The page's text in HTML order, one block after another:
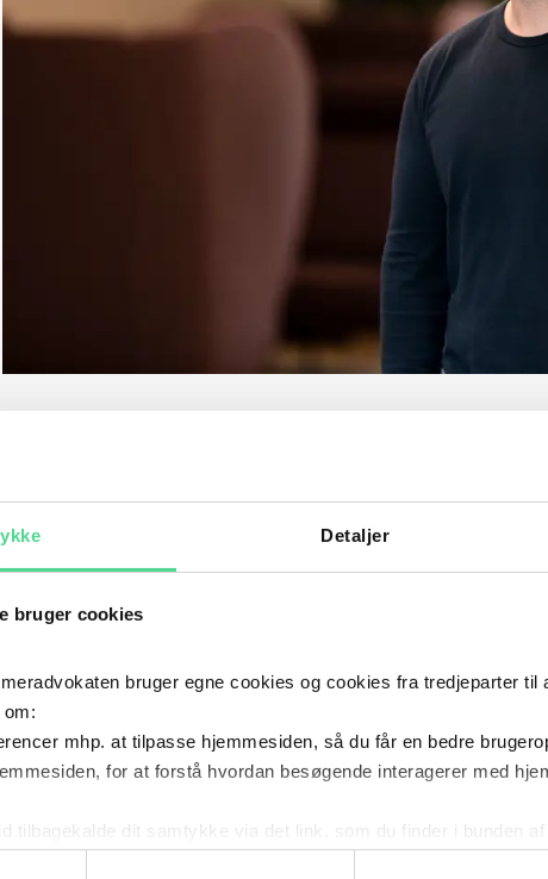
Detaljer
bruger cookies
bruger egne cookies og cookies fra tredjeparter til
om:
mhp. at tilpasse hjemmesiden, så du får en bedre
for at forstå hvordan besøgende interagerer med
tilbagekalde dit samtykke via det link, som du finder i bunden af
KARRIERE
2014